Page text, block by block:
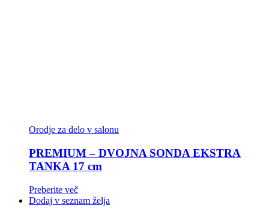
Orodje za delo v salonu
PREMIUM – DVOJNA SONDA EKSTRA
TANKA 17 cm
Preberite več
Dodaj v seznam želja